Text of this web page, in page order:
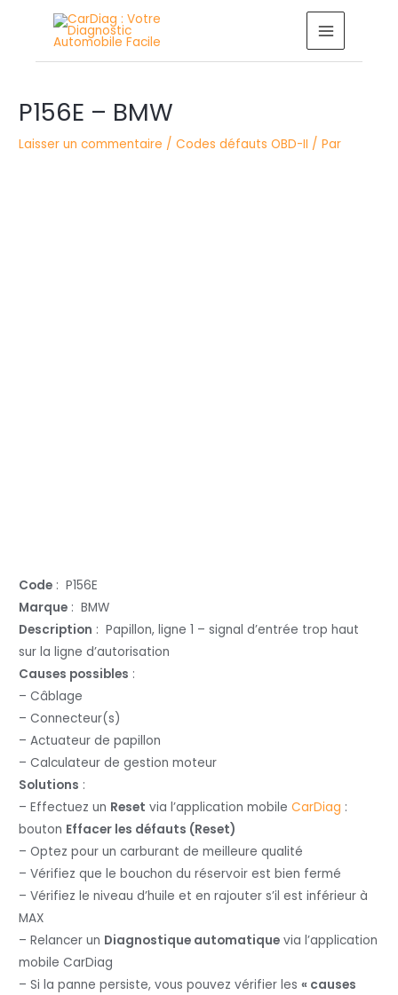
MAIN
MENU
P156E – BMW
Laisser un commentaire /Codes défauts OBD-II / Par
Code : P156E
Marque : BMW
Description : Papillon, ligne 1 – signal d’entrée trop haut
sur la ligne d’autorisation
Causes possibles :
– Câblage
– Connecteur(s)
– Actuateur de papillon
– Calculateur de gestion moteur
Solutions :
– Effectuez un Reset via l’application mobileCarDiag :
bouton Effacer les défauts (Reset)
– Optez pour un carburant de meilleure qualité
– Vérifiez que le bouchon du réservoir est bien fermé
– Vérifiez le niveau d’huile et en rajouter s’il est inférieur à
MAX
– Relancer un Diagnostique automatique via l’application
mobile CarDiag
– Si la panne persiste, vous pouvez vérifier les« causes
des
articles